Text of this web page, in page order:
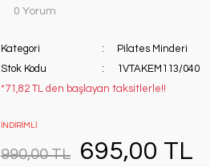
0 Yorum
Kategori
Pilates Minderi
Stok Kodu
1VTAKEM113/040
*71,82 TL den başlayan taksitlerle!!
İNDİRİMLİ
990,00 TL 695,00 TL